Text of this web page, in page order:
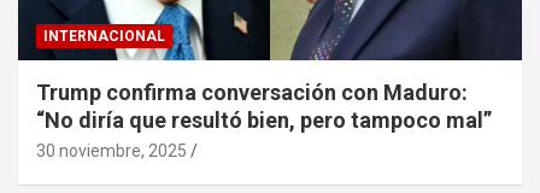
INTERNACIONAL
Trump confirma conversación con Maduro:
“No diría que resultó bien, pero tampoco mal”
30 noviembre, 2025